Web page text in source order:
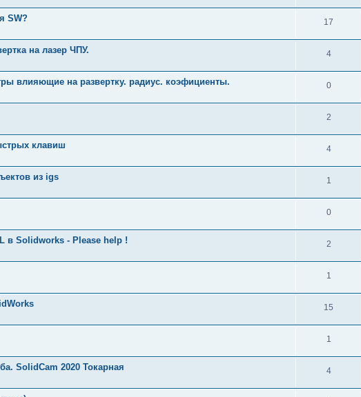
SW? 17
на лазер ЧПУ. 4
влияющие на развертку. радиус. коэфициенты. 0
2
клавиш 4
из igs 1
0
в Solidworks - Please help ! 2
1
15
1
SolidCam 2020 Токарная 4